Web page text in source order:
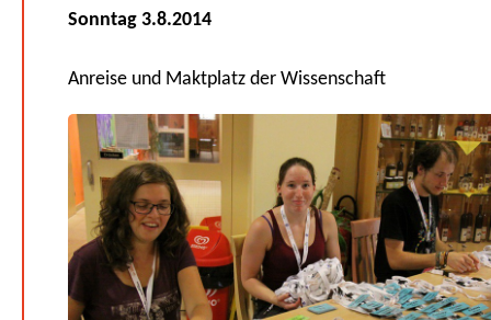
Sonntag 3.8.2014
Anreise und Maktplatz der Wissenschaft